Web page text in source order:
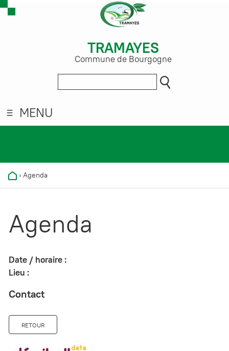
TRAMAYES
Commune de Bourgogne
MENU
› Agenda
Agenda
Date / horaire :
Lieu :
Contact
RETOUR